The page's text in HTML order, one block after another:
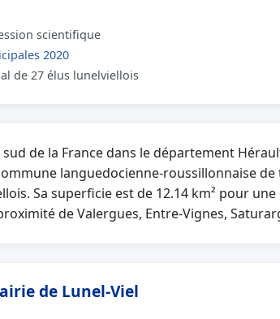
scientifique
2020
de 27 élus lunelviellois
de la France dans le département
languedocienne-roussillonnaise
Sa superficie est de 12.14 km² pour
de Valergues, Entre-Vignes,
de Lunel-Viel